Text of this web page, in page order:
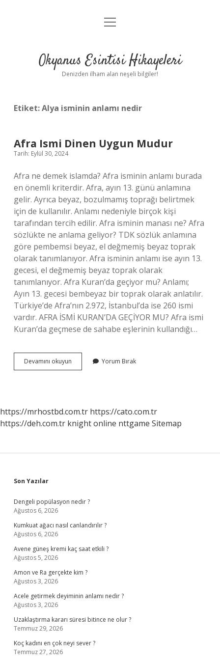
Anasayfa
Yasal Uyarı
menüyü
Okyanus Esintisi Hikayeleri
Denizden ilham alan neşeli bilgiler!
Etiket:Alya isminin anlamı nedir
Afra Ismi Dinen Uygun Mudur
Tarih: Eylül 30, 2024
Afra ne demek islamda? Afra isminin anlamı burada
en önemli kriterdir. Afra, ayın 13. günü anlamına
gelir. Ayrıca beyaz, bozulmamış toprağı belirtmek
için de kullanılır. Anlamı nedeniyle birçok kişi
tarafından tercih edilir. Afra isminin manası ne? Afra
sözlükte ne anlama geliyor? TDK sözlük anlamına
göre pembemsi beyaz, el değmemiş beyaz toprak
olarak tanımlanıyor. Afra isminin anlamı ise ayın 13.
gecesi, el değmemiş beyaz toprak olarak
tanımlanıyor. Afra Kuran’da geçiyor mu? Anlamı;
Ayın 13. gecesi bembeyaz bir toprak olarak anlatılır.
Türkiye’de Afra’nın 2.972, İstanbul’da ise 260 ismi
vardır. AFRA İSMİ KURAN’DA GEÇİYOR MU? Afra ismi
Kuran’da geçmese de sahabe eşlerinin kullandığı…
Devamını okuyun
Ismi
Yorum Bırak
https://mrhostbd.com.tr https://cato.com.tr
https://deh.com.tr knight online nttgame Sitemap
Sidebar
Son Yazılar
Dengeli popülasyon nedir ?
Ağustos 6, 2026
Kumkuat ağacı nasıl canlandırılır ?
Ağustos 6, 2026
Avene güneş kremi kaç saat etkili ?
Ağustos 5, 2026
Amon ve Ra gerçekte kim ?
Ağustos 3, 2026
Acele getirmek deyiminin anlamı nedir ?
Ağustos 3, 2026
Uzaklaştırma kararı süresi bitince ne olur ?
Temmuz 29, 2026
Koç kadını en çok neyi sever ?
Temmuz 27, 2026